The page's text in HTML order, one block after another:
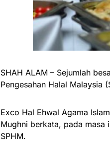
SHAH ALAM – Sejumlah
Pengesahan Halal Malaysia
Exco Hal Ehwal Agama
Mughni berkata, pada masa
SPHM.